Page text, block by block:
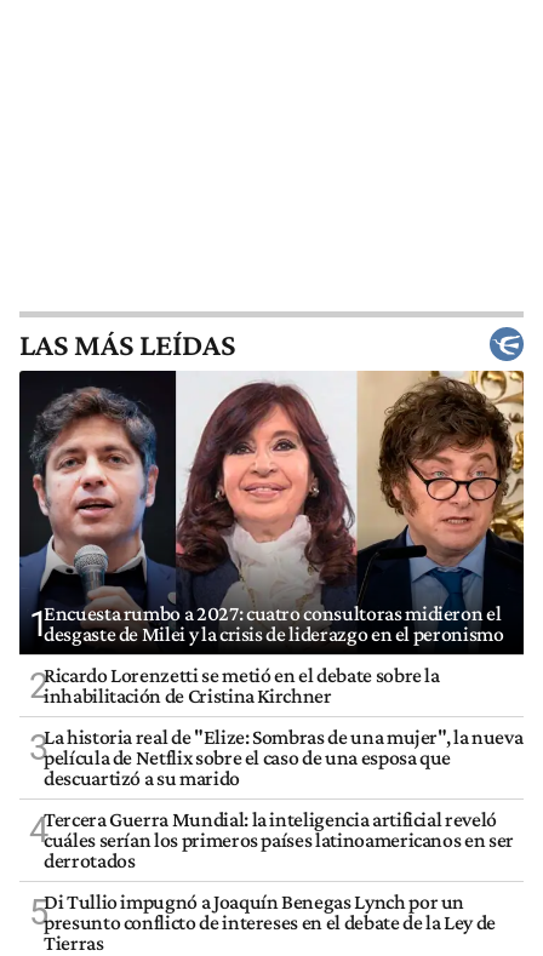
LAS MÁS LEÍDAS
1Encuesta rumbo a 2027: cuatro consultoras midieron el
desgaste de Milei y la crisis de liderazgo en el peronismo
2Ricardo Lorenzetti se metió en el debate sobre la
inhabilitación de Cristina Kirchner
3La historia real de "Elize: Sombras de una mujer", la nueva
película de Netflix sobre el caso de una esposa que
descuartizó a su marido
4Tercera Guerra Mundial: la inteligencia artificial reveló
cuáles serían los primeros países latinoamericanos en ser
derrotados
5Di Tullio impugnó a Joaquín Benegas Lynch por un
presunto conflicto de intereses en el debate de la Ley de
Tierras